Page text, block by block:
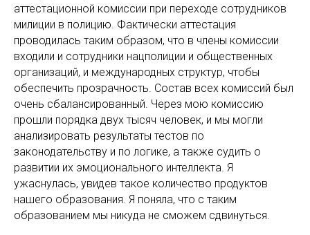
аттестационной комиссии при переходе сотрудников
милиции в полицию. Фактически аттестация
проводилась таким образом, что в члены комиссии
входили и сотрудники нацполиции и общественных
организаций, и международных структур, чтобы
обеспечить прозрачность. Состав всех комиссий был
очень сбалансированный. Через мою комиссию
прошли порядка двух тысяч человек, и мы могли
анализировать результаты тестов по
законодательству и по логике, а также судить о
развитии их эмоционального интеллекта. Я
ужаснулась, увидев такое количество продуктов
нашего образования. Я поняла, что с таким
образованием мы никуда не сможем сдвинуться.